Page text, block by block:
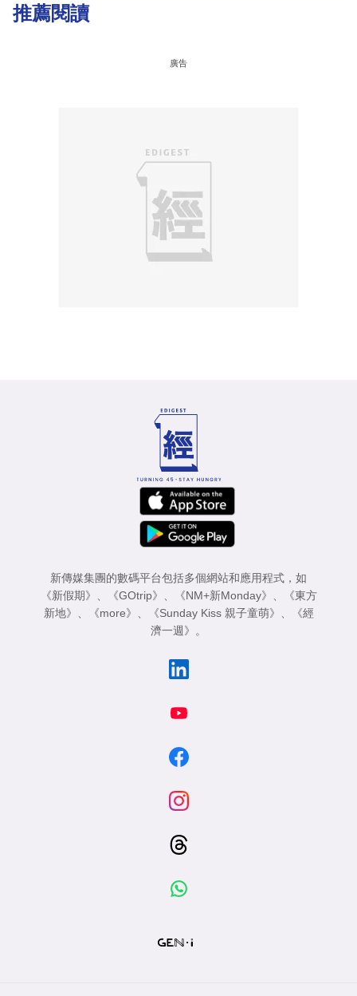
推薦閱讀
廣告
新傳媒集團的數碼平台包括多個網站和應用程式，如
《新假期》
《GOtrip》 《NM+新Monday》
《東方
新地》
《more》 《Sunday Kiss 親子童萌》
《經
濟一週》
。